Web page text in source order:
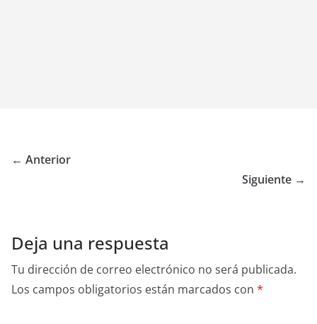
← Anterior
Siguiente →
Deja una respuesta
Tu dirección de correo electrónico no será publicada.
Los campos obligatorios están marcados con *